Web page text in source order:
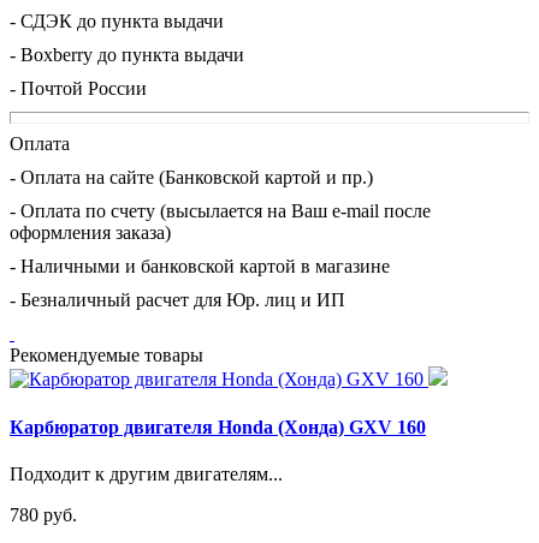
- СДЭК до пункта выдачи
- Boxberry до пункта выдачи
- Почтой России
Оплата
- Оплата на сайте (Банковской картой и пр.)
- Оплата по счету (высылается на Ваш e-mail после
оформления заказа)
- Наличными и банковской картой в магазине
- Безналичный расчет для Юр. лиц и ИП
Рекомендуемые товары
Карбюратор двигателя Honda (Хонда) GXV 160
Подходит к другим двигателям...
780 руб.